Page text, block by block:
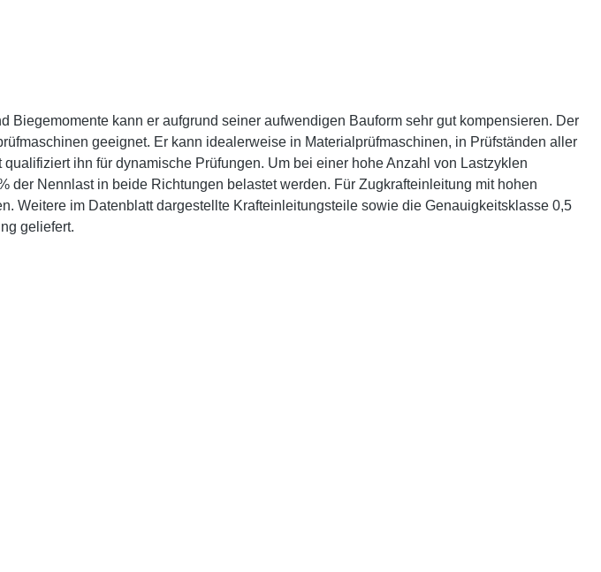
kann er aufgrund seiner aufwendigen Bauform sehr gut kompensieren. Der
geeignet. Er kann idealerweise in Materialprüfmaschinen, in Prüfständen aller
ihn für dynamische Prüfungen. Um bei einer hohe Anzahl von Lastzyklen
der Nennlast in beide Richtungen belastet werden. Für Zugkrafteinleitung mit hohen
Weitere im Datenblatt dargestellte Krafteinleitungsteile sowie die Genauigkeitsklasse 0,5
geliefert.